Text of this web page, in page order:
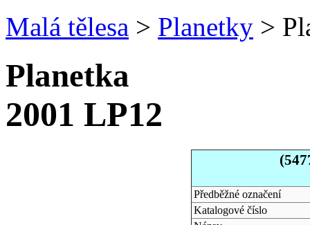
Malá tělesa > Planetky >
Planetka
2001 LP12
Předběžné označení
Katalogové číslo